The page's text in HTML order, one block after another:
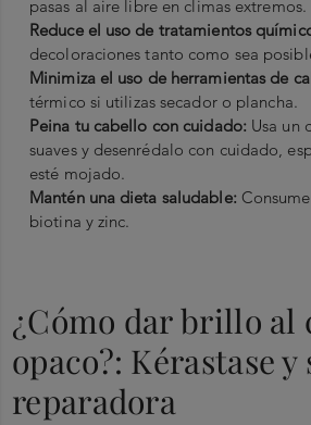
pasas al aire libre en climas extremos.
Reduce el uso de tratamientos
decoloraciones tanto como sea
Minimiza el uso de herramientas de
térmico si utilizas secador o plancha.
Peina tu cabello con cuidado:Usa un
suaves y desenrédalo con cuidado,
esté mojado.
Mantén una dieta saludable:
biotina y zinc.
¿Cómo dar brillo al
opaco?: Kérastase
reparadora